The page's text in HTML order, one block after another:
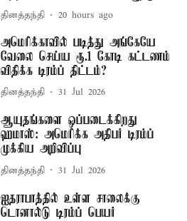
தினத்தந்தி 20 hours ago
அமெரிக்காவில் படித்து அங்கேயே
வேலை செய்ய ரூ.1 கோடி கட்டணம்
விதிக்க டிரம்ப் திட்டம்?
தினத்தந்தி 31 Jul 2026
ஆயுதங்களை ஒப்படைக்கிறது
ஹமாஸ்: அமெரிக்க அதிபர் டிரம்ப்
முக்கிய அறிவிப்பு
தினத்தந்தி 31 Jul 2026
ஐதராபாத்தில் உள்ள சாலைக்கு
டொனால்டு டிரம்ப் பெயர்